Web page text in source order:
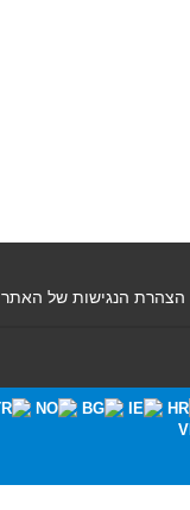
הצהרת הנגישות של האתר